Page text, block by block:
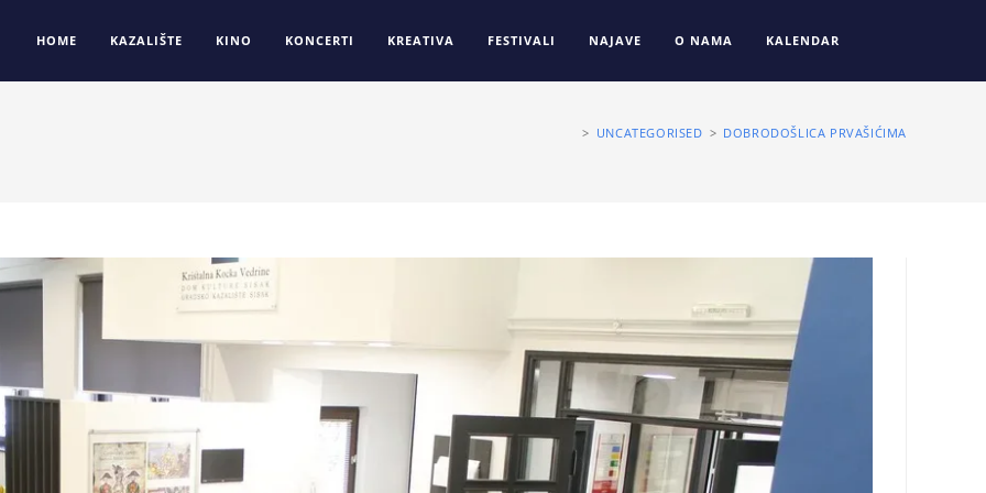
HOME KAZALIŠTE KINO KONCERTI KREATIVA FESTIVALI NAJAVE O NAMA KALENDAR
> UNCATEGORISED > DOBRODOŠLICA PRVAŠIĆIMA